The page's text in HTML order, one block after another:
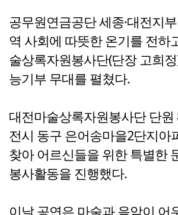
공무원연금공단 세종·대전지
역 사회에 따뜻한 온기를 전하
술상록자원봉사단(단장 고희
능기부 무대를 펼쳤다.
대전마술상록자원봉사단 단원
전시 동구 은어송마을2단지아
찾아 어르신들을 위한 특별한
봉사활동을 진행했다.
이날 공연은 마술과 음악이 어